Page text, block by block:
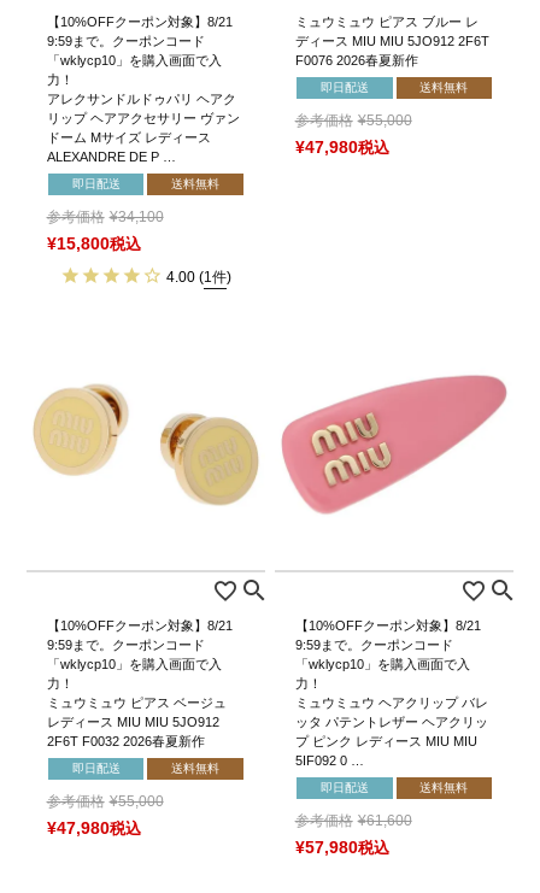
【10%OFFクーポン対象】8/21
9:59まで。クーポンコード
「wklycp10」を購入画面で入
力！
アレクサンドルドゥパリ ヘアク
リップ ヘアアクセサリー ヴァン
ドーム Mサイズ レディース
ALEXANDRE DE P …
即日配送 送料無料
参考価格 ¥34,100
¥15,800税込
4.00 (1件)
ミュウミュウ ピアス ブルー レ
ディース MIU MIU 5JO912 2F6T
F0076 2026春夏新作
即日配送 送料無料
参考価格 ¥55,000
¥47,980税込
【10%OFFクーポン対象】8/21
9:59まで。クーポンコード
「wklycp10」を購入画面で入
力！
ミュウミュウ ピアス ベージュ
レディース MIU MIU 5JO912
2F6T F0032 2026春夏新作
即日配送 送料無料
参考価格 ¥55,000
¥47,980税込
【10%OFFクーポン対象】8/21
9:59まで。クーポンコード
「wklycp10」を購入画面で入
力！
ミュウミュウ ヘアクリップ バレ
ッタ パテントレザー ヘアクリッ
プ ピンク レディース MIU MIU
5IF092 0 …
即日配送 送料無料
参考価格 ¥61,600
¥57,980税込